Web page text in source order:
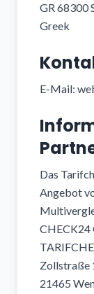
GR 68300
Greek
E-Mail:
Das
Angebot
CHECK24
Zollstraße
21465